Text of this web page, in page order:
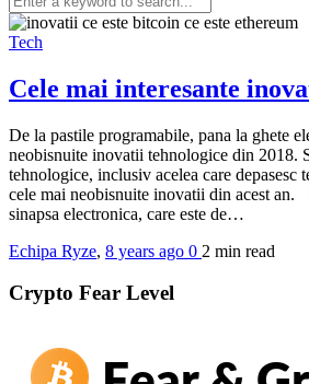
Tech
Cele mai interesante
De la pastile programabile, pana la ghete
neobisnuite inovatii tehnologice din 2018.
tehnologice, inclusiv acelea care depasesc
cele mai neobisnuite inovatii din acest
sinapsa electronica, care este de…
Echipa Ryze, 8 years ago 0 2 min read
Crypto Fear Level